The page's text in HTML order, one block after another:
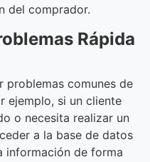
del comprador.
Rápida
problemas comunes de
ejemplo, si un cliente
o necesita realizar un
a la base de datos
información de forma